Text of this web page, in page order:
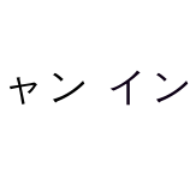
ン イ